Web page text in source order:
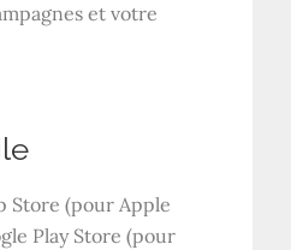
et votre
Store (pour Apple
Play Store (pour